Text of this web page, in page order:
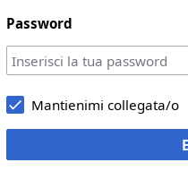
Password
Mantienimi collegata/o